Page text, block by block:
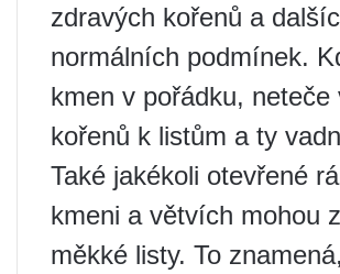
zdravých kořenů a
normálních podmínek.
kmen v pořádku, neteče
kořenů k listům a ty
Také jakékoli otevřené
kmeni a větvích mohou
měkké listy. To